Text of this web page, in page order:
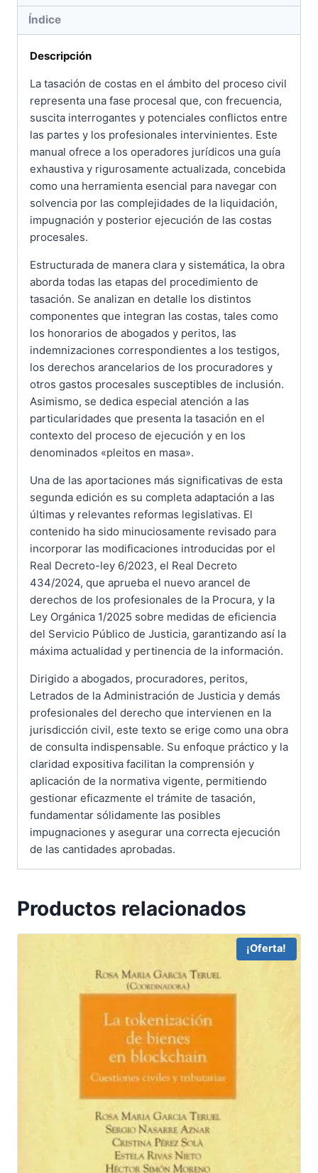
Índice
Descripción
La tasación de costas en el ámbito del proceso civil
representa una fase procesal que, con frecuencia,
suscita interrogantes y potenciales conflictos entre
las partes y los profesionales intervinientes. Este
manual ofrece a los operadores jurídicos una guía
exhaustiva y rigurosamente actualizada, concebida
como una herramienta esencial para navegar con
solvencia por las complejidades de la liquidación,
impugnación y posterior ejecución de las costas
procesales.
Estructurada de manera clara y sistemática, la obra
aborda todas las etapas del procedimiento de
tasación. Se analizan en detalle los distintos
componentes que integran las costas, tales como
los honorarios de abogados y peritos, las
indemnizaciones correspondientes a los testigos,
los derechos arancelarios de los procuradores y
otros gastos procesales susceptibles de inclusión.
Asimismo, se dedica especial atención a las
particularidades que presenta la tasación en el
contexto del proceso de ejecución y en los
denominados «pleitos en masa».
Una de las aportaciones más significativas de esta
segunda edición es su completa adaptación a las
últimas y relevantes reformas legislativas. El
contenido ha sido minuciosamente revisado para
incorporar las modificaciones introducidas por el
Real Decreto-ley 6/2023, el Real Decreto
434/2024, que aprueba el nuevo arancel de
derechos de los profesionales de la Procura, y la
Ley Orgánica 1/2025 sobre medidas de eficiencia
del Servicio Público de Justicia, garantizando así la
máxima actualidad y pertinencia de la información.
Dirigido a abogados, procuradores, peritos,
Letrados de la Administración de Justicia y demás
profesionales del derecho que intervienen en la
jurisdicción civil, este texto se erige como una obra
de consulta indispensable. Su enfoque práctico y la
claridad expositiva facilitan la comprensión y
aplicación de la normativa vigente, permitiendo
gestionar eficazmente el trámite de tasación,
fundamentar sólidamente las posibles
impugnaciones y asegurar una correcta ejecución
de las cantidades aprobadas.
Productos relacionados
¡Oferta!